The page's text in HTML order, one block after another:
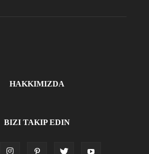
HAKKIMIZDA
BIZI TAKIP EDIN